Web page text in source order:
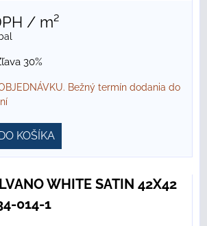
/ m²
30%
Bežný termín dodania do
KOŠÍKA
WHITE SATIN 42X42
014-1